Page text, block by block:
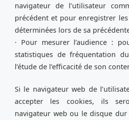
navigateur de l’utilisateur
précédent et pour enregistrer
déterminées lors de sa
· Pour mesurer l’audience :
statistiques de fréquentation
l’étude de l’efficacité de son
Si le navigateur web de
accepter les cookies, ils
navigateur web ou le disque dur